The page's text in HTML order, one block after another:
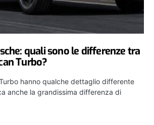
quali sono le differenze tra
Turbo?
hanno qualche dettaglio differente
anche la grandissima differenza di